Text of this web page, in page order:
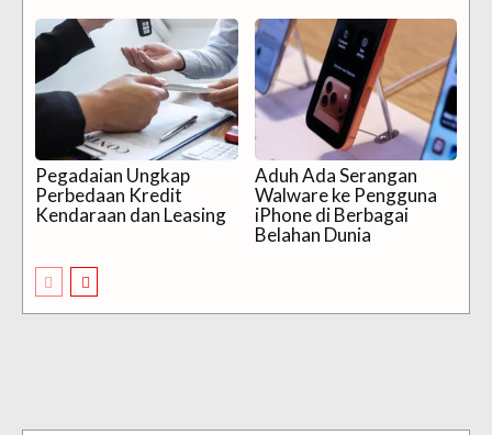
Pegadaian Ungkap
Perbedaan Kredit
Kendaraan dan Leasing
Aduh Ada Serangan
Walware ke Pengguna
iPhone di Berbagai
Belahan Dunia